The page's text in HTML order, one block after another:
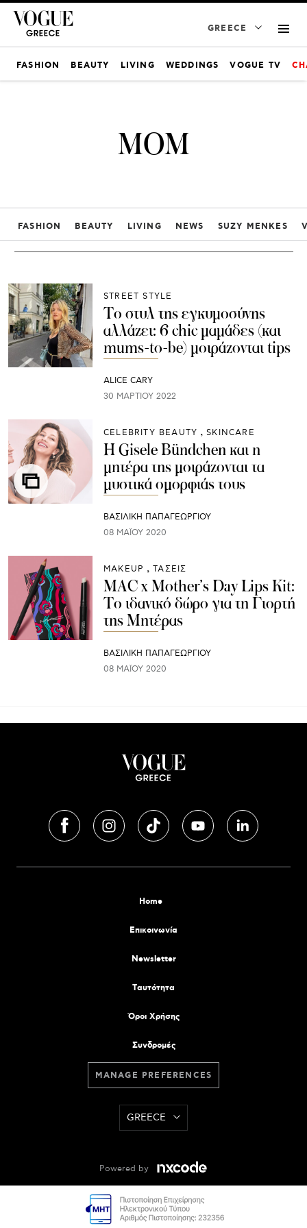
GREECE
FASHION BEAUTY LIVING WEDDINGS VOGUE TV
MOM
FASHION BEAUTY LIVING NEWS SUZY MENKES
STREET STYLE
Το στυλ της εγκυμοσύνης
αλλάζει: 6 chic μαμάδες (και
mums-to-be) μοιράζονται tips
ALICE CARY
30 ΜΑΡΤΊΟΥ 2022
CELEBRITY BEAUTY SKINCARE
Η Gisele Bündchen και η
μητέρα της μoιράζονται τα
μυστικά ομορφιάς τους
ΒΑΣΙΛΙΚΗ ΠΑΠΑΓΕΩΡΓΙΟΥ
08 ΜΑΪ́ΟΥ 2020
ΜAKEUP ΤΑΣΕΙΣ
MAC x Mother’s Day Lips Kit:
To ιδανικό δώρο για τη Γιορτή
της Μητέρας
ΒΑΣΙΛΙΚΗ ΠΑΠΑΓΕΩΡΓΙΟΥ
08 ΜΑΪ́ΟΥ 2020
Home
Επικοινωνία
Newsletter
Tαυτότητα
Όροι Χρήσης
Συνδρομές
MANAGE PREFERENCES
GREECE
Powered by